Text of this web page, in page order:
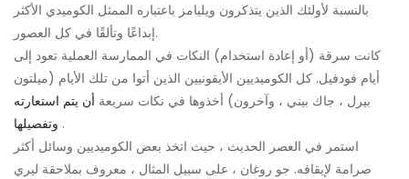
بالنسبة لأولئك الذين يتذكرون ويليامز باعتباره الممثل الكوميدي الأكثر
إبداعًا وتألقًا في كل العصور.
كانت سرقة (أو إعادة استخدام) النكات في الممارسة العملية تعود إلى
أيام فودفيل. كل الكوميديين الأيقونيين الذين أتوا من تلك الأيام (ميلتون
بيرل ، جاك بيني ، وآخرون) أخذوها في نكات سريعة أن يتم استعارته
وتفصيلها .
استمر في العصر الحديث ، حيث اتخذ بعض الكوميديين وسائل أكثر
صرامة لإيقافه. جو روغان ، على سبيل المثال ، معروف بملاحقة ليري